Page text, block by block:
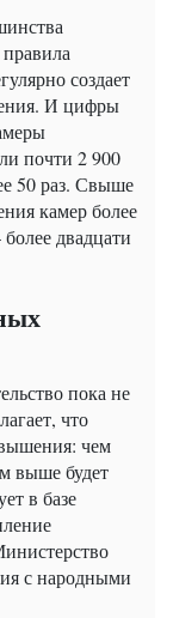
создает
И цифры
почти 2 900
50 раз. Свыше
камер более
двадцати
пока не
что
чем
выше будет
в базе
с народными